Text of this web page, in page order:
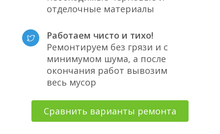
отделочные материалы
Работаем чисто и тихо!
Ремонтируем без грязи и с
минимумом шума, а после
окончания работ вывозим
весь мусор
Сравнить варианты ремонта